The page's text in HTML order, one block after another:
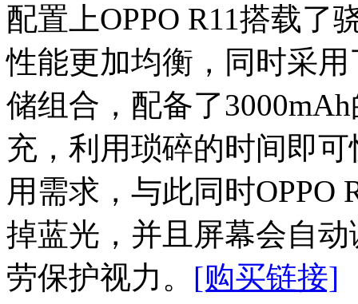
配置上OPPO R11搭载了
性能更加均衡，同时采
储组合，配备了
充，利用琐碎的时间即
用需求，与此同时OPPO
掉蓝光，并且屏幕会自
劳保护视力。 [购买链接]